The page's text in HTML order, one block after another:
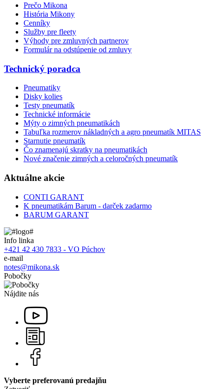
Prečo Mikona
História Mikony
Cenníky
Služby pre fleety
Výhody pre zmluvných partnerov
Formulár na odstúpenie od zmluvy
Technický poradca
Pneumatiky
Disky kolies
Testy pneumatík
Technické informácie
Mýty o zimných pneumatikách
Tabuľka rozmerov nákladných a agro pneumatík MITAS
Starnutie pneumatík
Čo znamenajú skratky na pneumatikách
Nové značenie zimných a celoročných pneumatík
Aktuálne akcie
CONTI GARANT
K pneumatikám Barum - darček zadarmo
BARUM GARANT
Info linka
+421 42 430 7833 - VO Púchov
e-mail
notes@mikona.sk
Pobočky
Nájdite nás
Vyberte preferovanú predajňu